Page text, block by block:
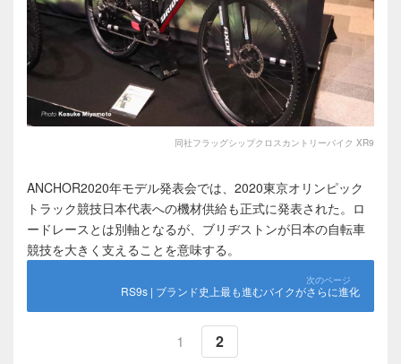
同社フラッグシップクロスカントリーバイク XR9
ANCHOR2020年モデル発表会では、2020東京オリンピック
トラック競技日本代表への機材供給も正式に発表された。ロ
ードレースとは別軸となるが、ブリヂストンが日本の自転車
競技を大きく支えることを意味する。
RS9s | ブランド史上最も進むバイクがさらに進化
1 2